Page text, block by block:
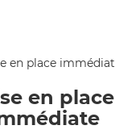
en place